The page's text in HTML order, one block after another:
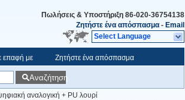
Πωλήσεις & Υποστήριξη 86-020-36754138
Ζητήστε ένα απόσπασμα - Email
Select Language
επαφή με Ζητήστε ένα απόσπασμα
Αναζήτηση
αναλογική + PU λουρί